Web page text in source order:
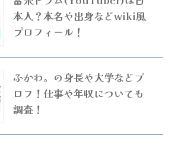
本人？本名や出身などwiki風
プロフィール！
ふかわ。の身長や大学などプ
ロフ！仕事や年収についても
調査！